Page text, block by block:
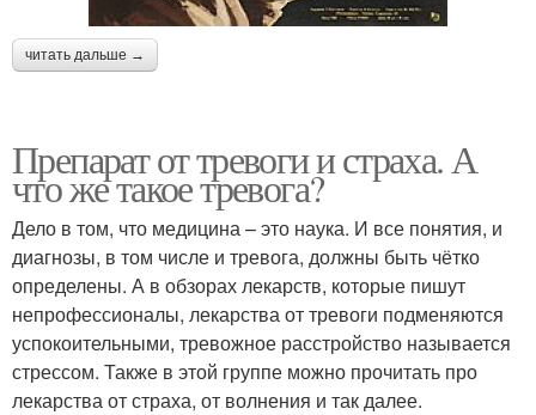
читать дальше →
Препарат от тревоги и страха. А
что же такое тревога?
Дело в том, что медицина – это наука. И все понятия, и
диагнозы, в том числе и тревога, должны быть чётко
определены. А в обзорах лекарств, которые пишут
непрофессионалы, лекарства от тревоги подменяются
успокоительными, тревожное расстройство называется
стрессом. Также в этой группе можно прочитать про
лекарства от страха, от волнения и так далее.